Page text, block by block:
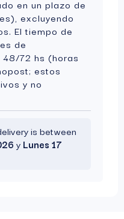
en un plazo de
excluyendo
El tiempo de
de
72 hs (horas
estos
y no
is between
y Lunes 17